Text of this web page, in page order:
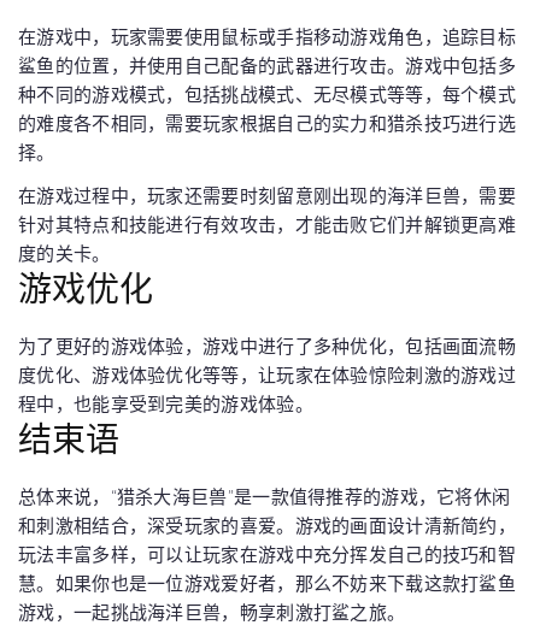
在游戏中，玩家需要使用鼠标或手指移动游戏角色，追踪目标
鲨鱼的位置，并使用自己配备的武器进行攻击。游戏中包括多
种不同的游戏模式，包括挑战模式、无尽模式等等，每个模式
的难度各不相同，需要玩家根据自己的实力和猎杀技巧进行选
择。
在游戏过程中，玩家还需要时刻留意刚出现的海洋巨兽，需要
针对其特点和技能进行有效攻击，才能击败它们并解锁更高难
度的关卡。
游戏优化
为了更好的游戏体验，游戏中进行了多种优化，包括画面流畅
度优化、游戏体验优化等等，让玩家在体验惊险刺激的游戏过
程中，也能享受到完美的游戏体验。
结束语
总体来说，“猎杀大海巨兽”是一款值得推荐的游戏，它将休闲
和刺激相结合，深受玩家的喜爱。游戏的画面设计清新简约，
玩法丰富多样，可以让玩家在游戏中充分挥发自己的技巧和智
慧。如果你也是一位游戏爱好者，那么不妨来下载这款打鲨鱼
游戏，一起挑战海洋巨兽，畅享刺激打鲨之旅。